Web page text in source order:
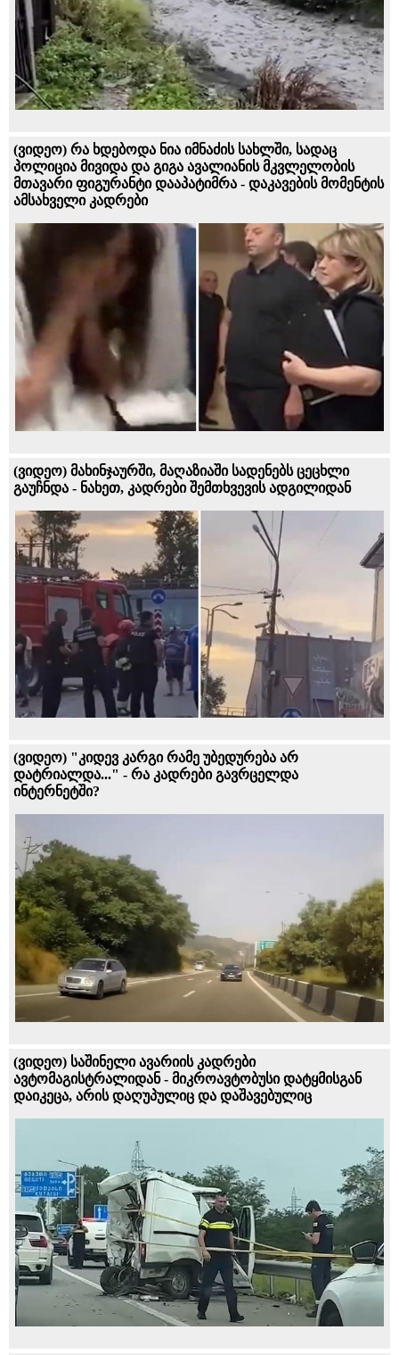
(ვიდეო) რა ხდებოდა ნია იმნაძის სახლში, სადაც
პოლიცია მივიდა და გიგა ავალიანის მკვლელობის
მთავარი ფიგურანტი დააპატიმრა - დაკავების მომენტის
ამსახველი კადრები
(ვიდეო) მახინჯაურში, მაღაზიაში სადენებს ცეცხლი
გაუჩნდა - ნახეთ, კადრები შემთხვევის ადგილიდან
(ვიდეო) "კიდევ კარგი რამე უბედურება არ
დატრიალდა..." - რა კადრები გავრცელდა
ინტერნეტში?
(ვიდეო) საშინელი ავარიის კადრები
ავტომაგისტრალიდან - მიკროავტობუსი დატყმისგან
დაიკეცა, არის დაღუპულიც და დაშავებულიც